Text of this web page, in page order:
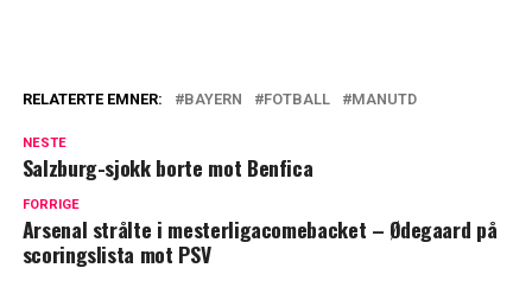
RELATERTE EMNER: BAYERN FOTBALL MANUTD
NESTE
Salzburg-sjokk borte mot Benfica
FORRIGE
Arsenal strålte i mesterligacomebacket – Ødegaard på
scoringslista mot PSV